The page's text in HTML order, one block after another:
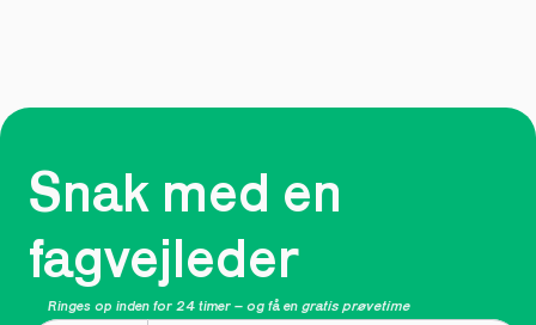
Snak med en
fagvejleder
Ringes op inden for 24 timer – og få en gratis prøvetime